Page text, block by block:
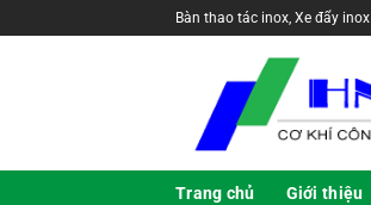
Bàn thao tác inox, Xe đẩy inox
Trang chủ Giới thiệu